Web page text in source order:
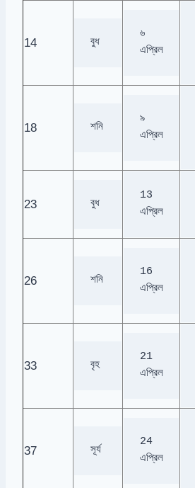
14 বুধ
৬
এপ্রিল
18 শনি
৯
এপ্রিল
23 বুধ
13
এপ্রিল
26 শনি
16
এপ্রিল
33 বৃহ
21
এপ্রিল
37 সূর্য
24
এপ্রিল